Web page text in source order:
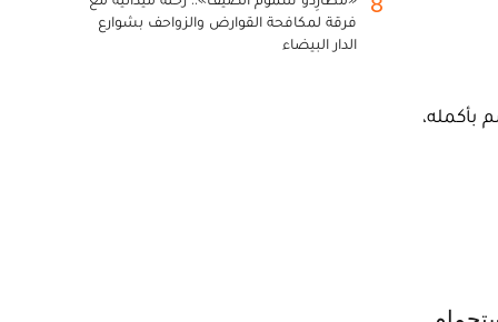
فرقة لمكافحة القوارض والزواحف بشوارع
الدار البيضاء